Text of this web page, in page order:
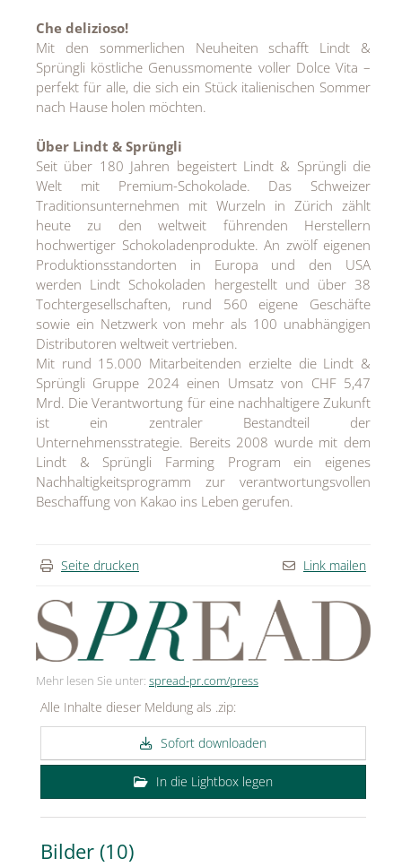
Che delizioso!
Mit den sommerlichen Neuheiten schafft Lindt &
Sprüngli köstliche Genussmomente voller Dolce Vita –
perfekt für alle, die sich ein Stück italienischen Sommer
nach Hause holen möchten.
Über Lindt & Sprüngli
Seit über 180 Jahren begeistert Lindt & Sprüngli die
Welt mit Premium-Schokolade. Das Schweizer
Traditionsunternehmen mit Wurzeln in Zürich zählt
heute zu den weltweit führenden Herstellern
hochwertiger Schokoladenprodukte. An zwölf eigenen
Produktionsstandorten in Europa und den USA
werden Lindt Schokoladen hergestellt und über 38
Tochtergesellschaften, rund 560 eigene Geschäfte
sowie ein Netzwerk von mehr als 100 unabhängigen
Distributoren weltweit vertrieben.
Mit rund 15.000 Mitarbeitenden erzielte die Lindt &
Sprüngli Gruppe 2024 einen Umsatz von CHF 5,47
Mrd. Die Verantwortung für eine nachhaltigere Zukunft
ist ein zentraler Bestandteil der
Unternehmensstrategie. Bereits 2008 wurde mit dem
Lindt & Sprüngli Farming Program ein eigenes
Nachhaltigkeitsprogramm zur verantwortungsvollen
Beschaffung von Kakao ins Leben gerufen.
Seite drucken Link mailen
Mehr lesen Sie unter: spread-pr.com/press
Alle Inhalte dieser Meldung als .zip:
Sofort downloaden
In die Lightbox legen
Bilder (10)